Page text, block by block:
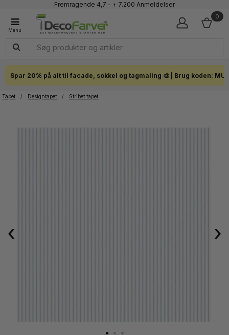
Faglig kundeservice 60 56 57 50
Click & Collect i hele landet
0
Spar 20% på alt til facade, sokkel og tagmaling 🎨 | Brug koden:
Tapet / Designtapet / Stribet tapet
‹ ›